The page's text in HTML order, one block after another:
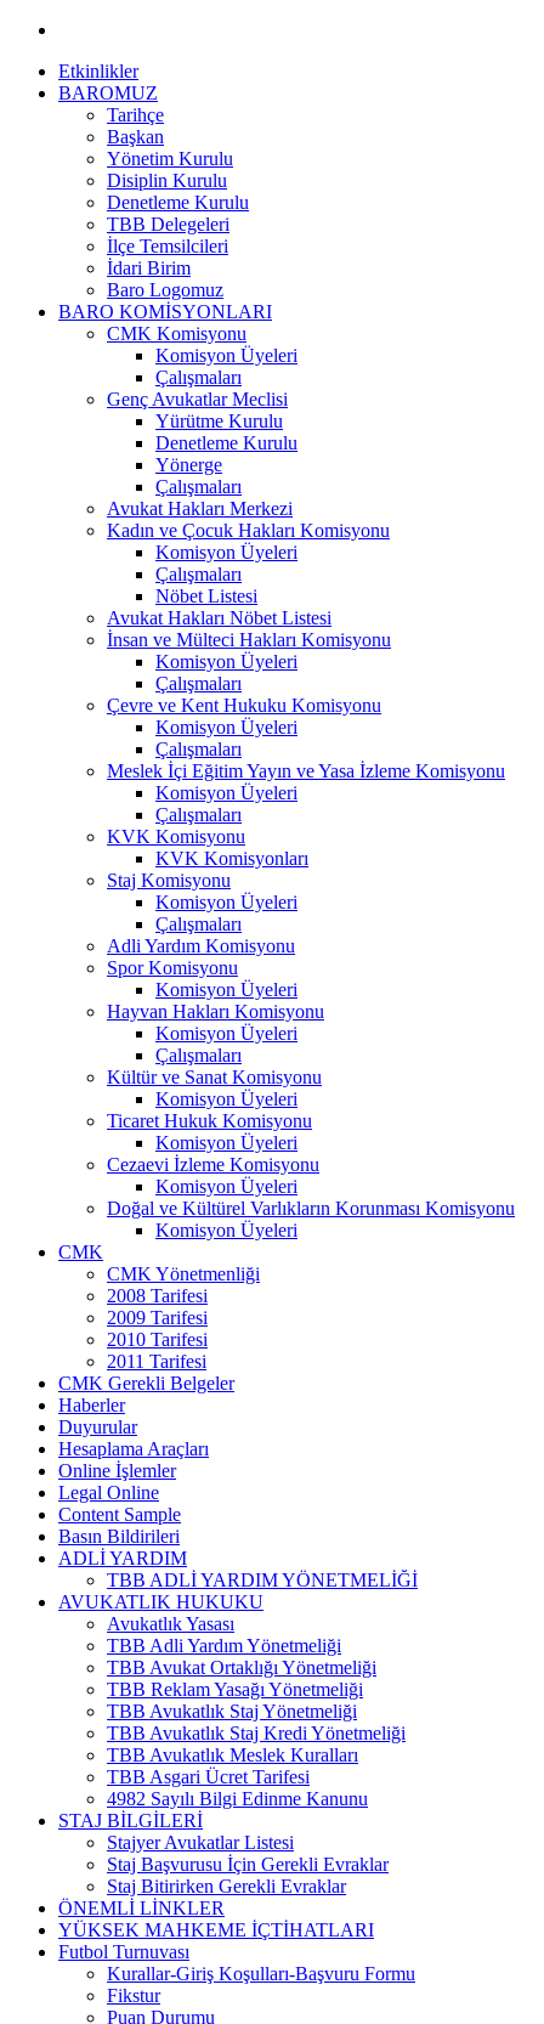
Etkinlikler
BAROMUZ
Tarihçe
Başkan
Yönetim Kurulu
Disiplin Kurulu
Denetleme Kurulu
TBB Delegeleri
İlçe Temsilcileri
İdari Birim
Baro Logomuz
BARO KOMİSYONLARI
CMK Komisyonu
Komisyon Üyeleri
Çalışmaları
Genç Avukatlar Meclisi
Yürütme Kurulu
Denetleme Kurulu
Yönerge
Çalışmaları
Avukat Hakları Merkezi
Kadın ve Çocuk Hakları Komisyonu
Komisyon Üyeleri
Çalışmaları
Nöbet Listesi
Avukat Hakları Nöbet Listesi
İnsan ve Mülteci Hakları Komisyonu
Komisyon Üyeleri
Çalışmaları
Çevre ve Kent Hukuku Komisyonu
Komisyon Üyeleri
Çalışmaları
Meslek İçi Eğitim Yayın ve Yasa İzleme Komisyonu
Komisyon Üyeleri
Çalışmaları
KVK Komisyonu
KVK Komisyonları
Staj Komisyonu
Komisyon Üyeleri
Çalışmaları
Adli Yardım Komisyonu
Spor Komisyonu
Komisyon Üyeleri
Hayvan Hakları Komisyonu
Komisyon Üyeleri
Çalışmaları
Kültür ve Sanat Komisyonu
Komisyon Üyeleri
Ticaret Hukuk Komisyonu
Komisyon Üyeleri
Cezaevi İzleme Komisyonu
Komisyon Üyeleri
Doğal ve Kültürel Varlıkların Korunması Komisyonu
Komisyon Üyeleri
CMK
CMK Yönetmenliği
2008 Tarifesi
2009 Tarifesi
2010 Tarifesi
2011 Tarifesi
CMK Gerekli Belgeler
Haberler
Duyurular
Hesaplama Araçları
Online İşlemler
Legal Online
Content Sample
Basın Bildirileri
ADLİ YARDIM
TBB ADLİ YARDIM YÖNETMELİĞİ
AVUKATLIK HUKUKU
Avukatlık Yasası
TBB Adli Yardım Yönetmeliği
TBB Avukat Ortaklığı Yönetmeliği
TBB Reklam Yasağı Yönetmeliği
TBB Avukatlık Staj Yönetmeliği
TBB Avukatlık Staj Kredi Yönetmeliği
TBB Avukatlık Meslek Kuralları
TBB Asgari Ücret Tarifesi
4982 Sayılı Bilgi Edinme Kanunu
STAJ BİLGİLERİ
Stajyer Avukatlar Listesi
Staj Başvurusu İçin Gerekli Evraklar
Staj Bitirirken Gerekli Evraklar
ÖNEMLİ LİNKLER
YÜKSEK MAHKEME İÇTİHATLARI
Futbol Turnuvası
Kurallar-Giriş Koşulları-Başvuru Formu
Fikstur
Puan Durumu